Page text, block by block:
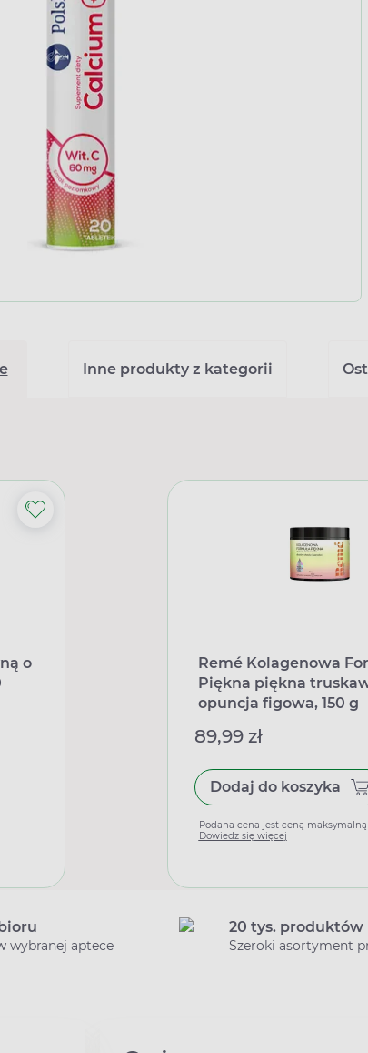
Inne produkty z kategorii
o
Remé Kolagenowa
Piękna piękna
opuncja figowa, 150 g
89,99 zł
Dodaj do koszyka
Podana cena jest ceną maksymalną
Dowiedz się więcej
wybranej aptece
20 tys. produktów
Szeroki asortyment